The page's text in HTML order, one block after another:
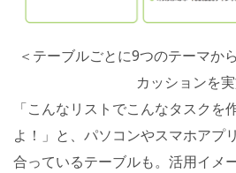
＜テーブルごとに9つのテーマか
カッションを
「こんなリストでこんなタスクを
よ！」と、パソコンやスマホアプ
合っているテーブルも。活用イメ